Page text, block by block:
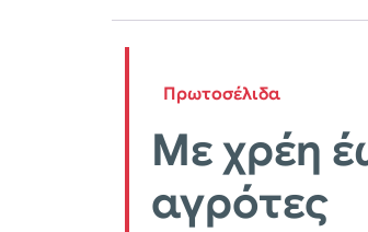
Πρωτοσέλιδα
Mε χρέη
αγρότες